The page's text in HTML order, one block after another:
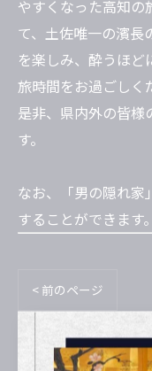
やすくなった高知の
て、土佐唯一の濱長
を楽しみ、酔うほ
旅時間をお過ごしく
是非、県内外の皆様
す。
なお、「男の隠れ家
することができます。
< 前のページ